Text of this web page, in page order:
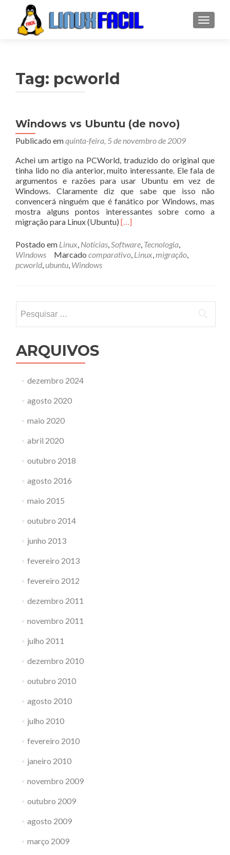
Tag: pcworld
Windows vs Ubuntu (de novo)
Publicado emquinta-feira, 5 de novembro de 2009
Achei um artigo na PCWorld, traduzido do original que
tinha lido no dia anterior, muito interessante. Ele fala de
argumentos e razões para usar Ubuntu em vez de
Windows. Claramente diz que sabe que isso não
convencerá ninguém que é fanático por Windows, mas
mostra alguns pontos interessantes sobre como a
migração para Linux (Ubuntu) Leia
sobreWindows
vs
Ubuntu
[…]
Postado em Linux, Notícias,Software, Tecnologia,
Windows
Marcado comparativo, Linux,migração,
pcworld,ubuntu, Windows
por:
ARQUIVOS
dezembro 2024
agosto 2020
maio 2020
abril 2020
outubro 2018
agosto 2016
maio 2015
outubro 2014
junho 2013
fevereiro 2013
fevereiro 2012
dezembro 2011
novembro 2011
julho 2011
dezembro 2010
outubro 2010
agosto 2010
julho 2010
fevereiro 2010
janeiro 2010
novembro 2009
outubro 2009
agosto 2009
março 2009